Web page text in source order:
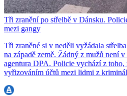
Tři zranění po střelbě v Dánsku.
mezi gangy
Tři zraněné si v neděli vyžádala
na západě země. Žádný z mužů není
agentura DPA. Policie vychází z toho,
vyřizováním účtů mezi lidmi z